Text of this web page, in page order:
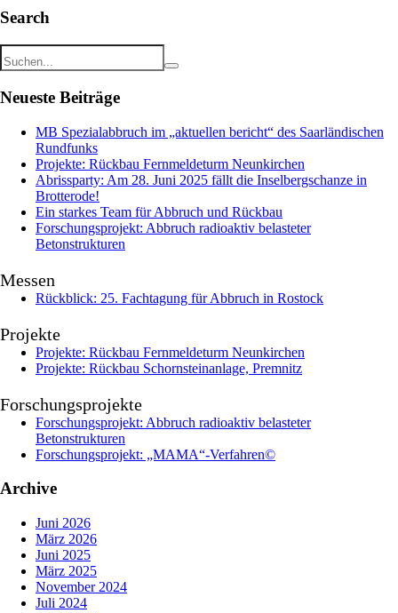
Search
Neueste Beiträge
MB Spezialabbruch im „aktuellen bericht“ des Saarländischen
Rundfunks
Projekte: Rückbau Fernmeldeturm Neunkirchen
Abrissparty: Am 28. Juni 2025 fällt die Inselbergschanze in
Brotterode!
Ein starkes Team für Abbruch und Rückbau
Forschungsprojekt: Abbruch radioaktiv belasteter
Betonstrukturen
Messen
Rückblick: 25. Fachtagung für Abbruch in Rostock
Projekte
Projekte: Rückbau Fernmeldeturm Neunkirchen
Projekte: Rückbau Schornsteinanlage, Premnitz
Forschungsprojekte
Forschungsprojekt: Abbruch radioaktiv belasteter
Betonstrukturen
Forschungsprojekt: „MAMA“-Verfahren©
Archive
Juni 2026
März 2026
Juni 2025
März 2025
November 2024
Juli 2024